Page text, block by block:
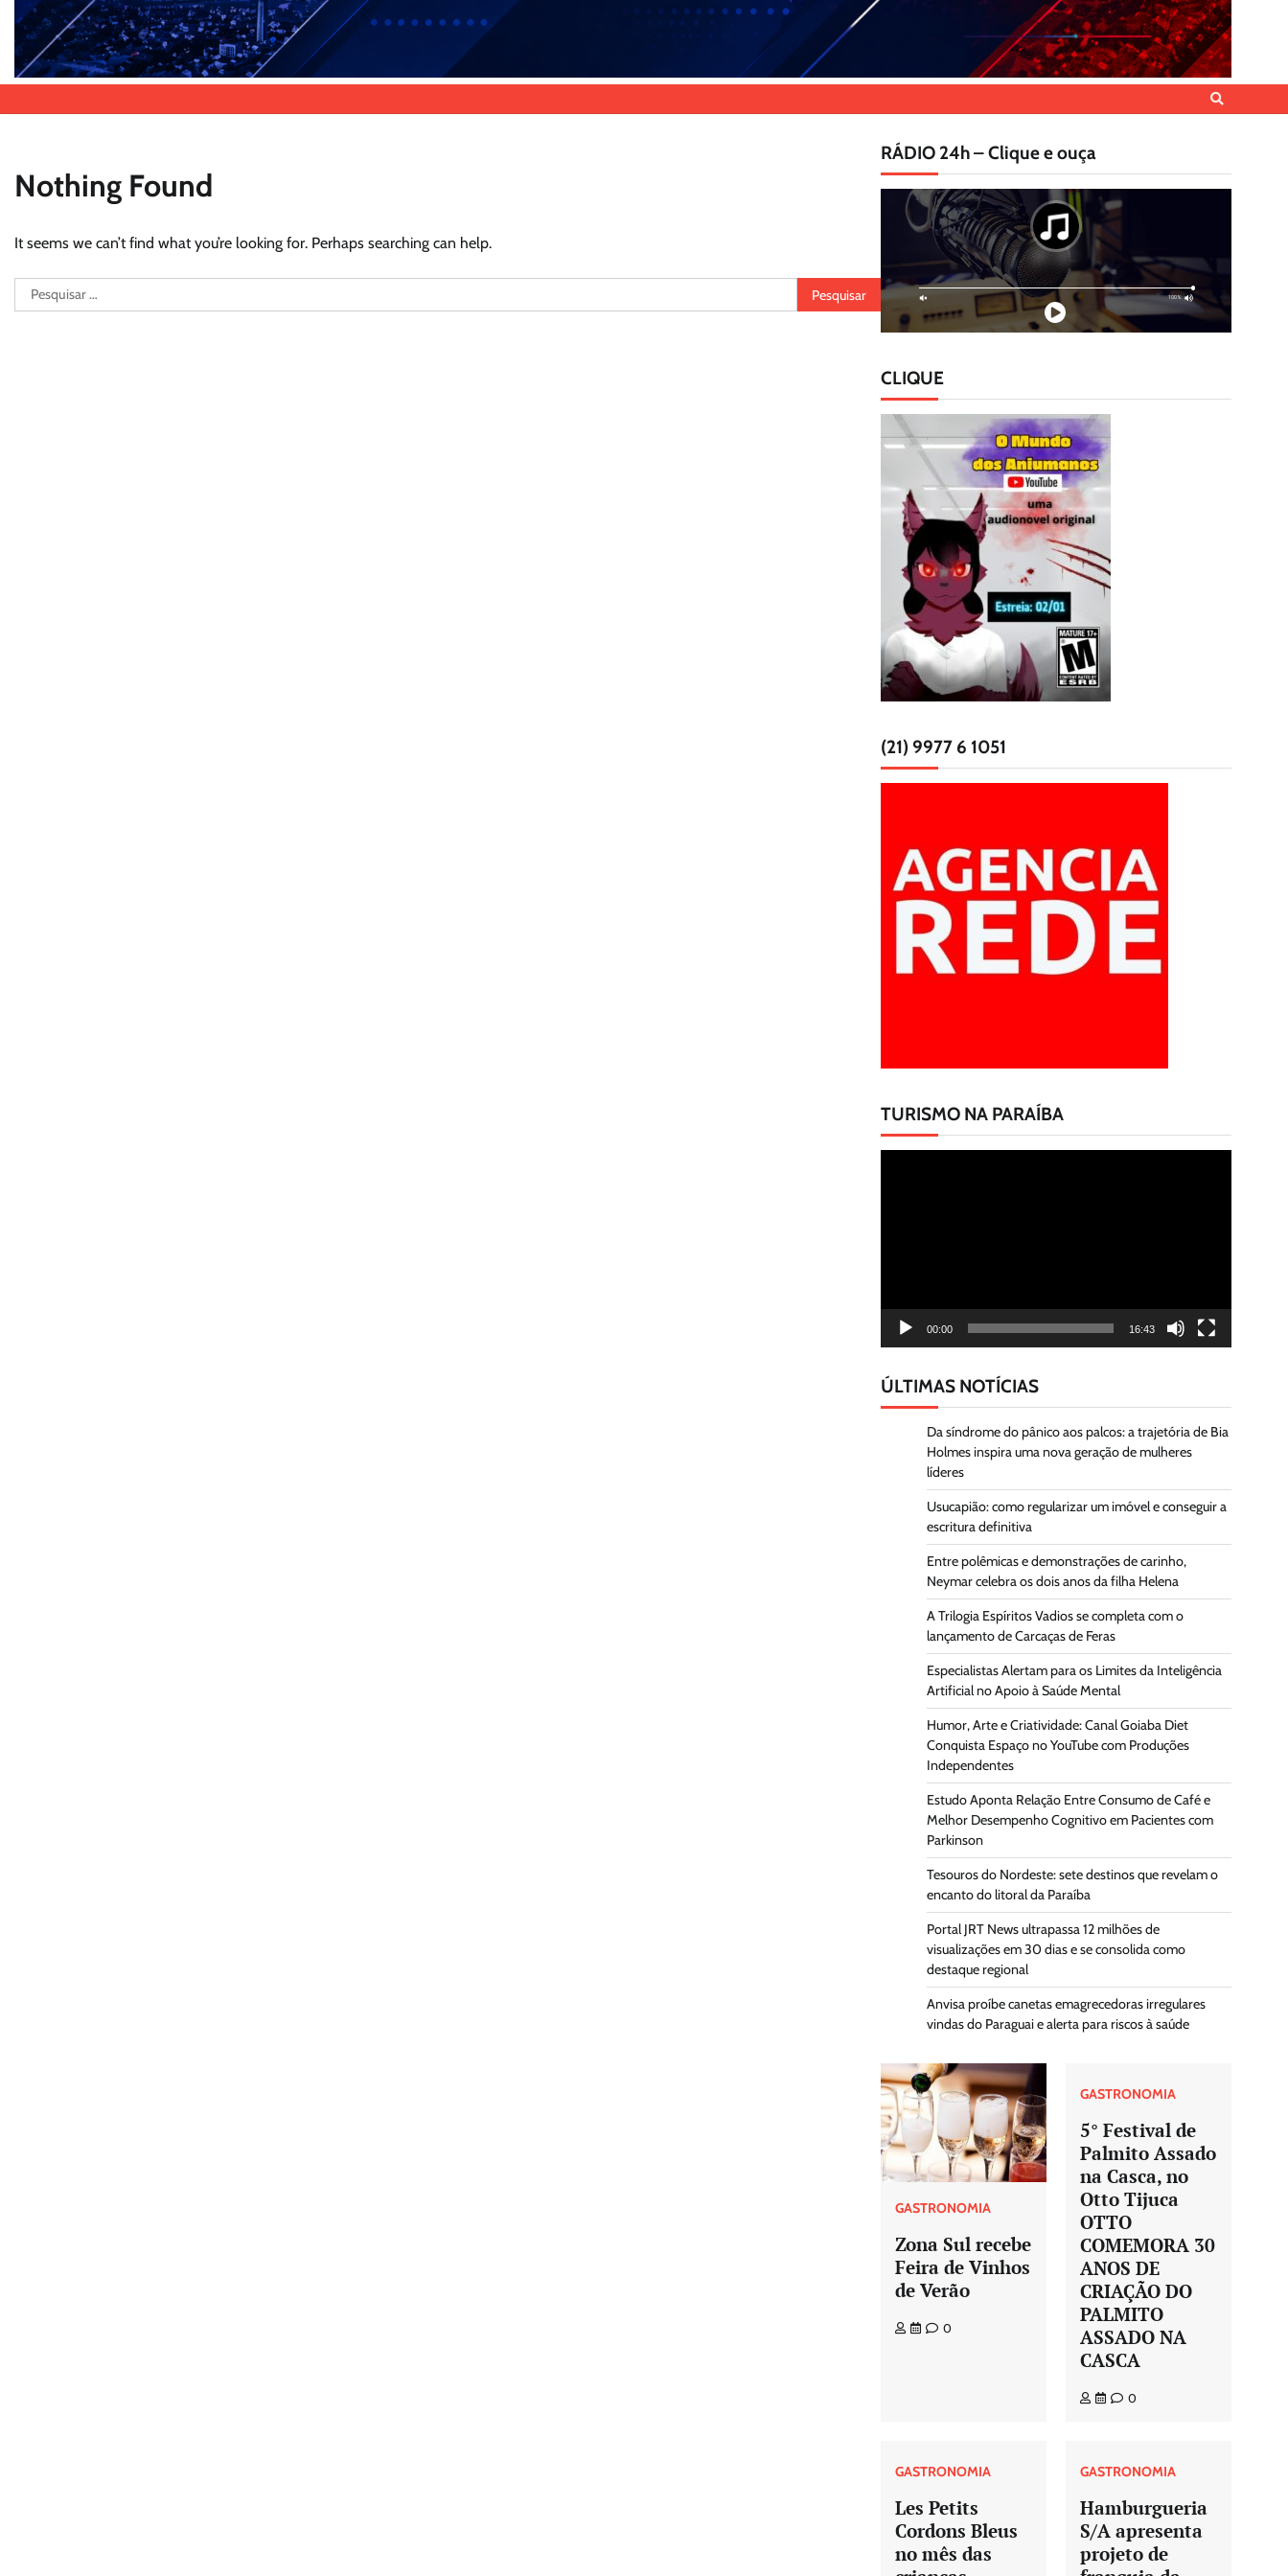
Nothing Found
It seems we can’t find what you’re looking for. Perhaps searching can help.
Pesquisar
por:
RÁDIO 24h – Clique e ouça
CLIQUE
(21) 9977 6 1051
TURISMO NA PARAÍBA
00:00 16:43
ÚLTIMAS NOTÍCIAS
Da síndrome do pânico aos palcos: a trajetória de Bia
Holmes inspira uma nova geração de mulheres
líderes
Usucapião: como regularizar um imóvel e conseguir a
escritura definitiva
Entre polêmicas e demonstrações de carinho,
Neymar celebra os dois anos da filha Helena
A Trilogia Espíritos Vadios se completa com o
lançamento de Carcaças de Feras
Especialistas Alertam para os Limites da Inteligência
Artificial no Apoio à Saúde Mental
Humor, Arte e Criatividade: Canal Goiaba Diet
Conquista Espaço no YouTube com Produções
Independentes
Estudo Aponta Relação Entre Consumo de Café e
Melhor Desempenho Cognitivo em Pacientes com
Parkinson
Tesouros do Nordeste: sete destinos que revelam o
encanto do litoral da Paraíba
Portal JRT News ultrapassa 12 milhões de
visualizações em 30 dias e se consolida como
destaque regional
Anvisa proíbe canetas emagrecedoras irregulares
vindas do Paraguai e alerta para riscos à saúde
GASTRONOMIA
Zona Sul recebe
Feira de Vinhos
de Verão
0
GASTRONOMIA
5° Festival de
Palmito Assado
na Casca, no
Otto Tijuca
OTTO
COMEMORA 30
ANOS DE
CRIAÇÃO DO
PALMITO
ASSADO NA
CASCA
0
GASTRONOMIA
Les Petits
Cordons Bleus
no mês das
GASTRONOMIA
Hamburgueria
S/A apresenta
projeto de